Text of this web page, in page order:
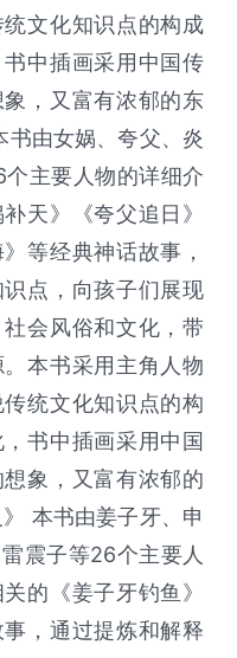
文化知识点的构成
中插画采用中国传
，又富有浓郁的东
由女娲、夸父、炎
主要人物的详细介
天》《夸父追日》
等经典神话故事，
点，向孩子们展现
会风俗和文化，带
本书采用主角人物
统文化知识点的构
书中插画采用中国
象，又富有浓郁的
本书由姜子牙、申
震子等26个主要人
的《姜子牙钓鱼》
事，通过提炼和解释